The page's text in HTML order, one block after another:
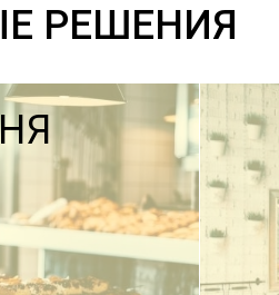
РЕШЕНИЯ